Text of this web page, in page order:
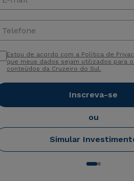
Telefone
Estou de acordo com a Política de
que meus dados sejam utilizados para
conteúdos da Cruzeiro do Sul.
Inscreva-se
ou
Simular